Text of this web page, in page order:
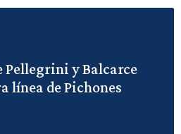
Pellegrini y Balcarce
línea de Pichones